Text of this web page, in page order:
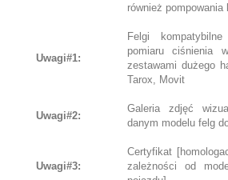
również pompowania
Uwagi#1:
Felgi
pomiaru ciśnienia
zestawami dużego
Tarox, Movit
Uwagi#2:
Galeria zdjęć
danym modelu felg
Uwagi#3:
Certyfikat
zależności od